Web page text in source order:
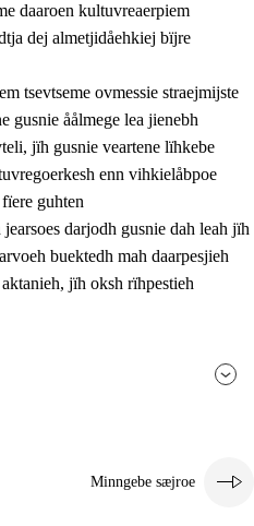
daaroen kultuvreaerpiem
dej almetjidåehkiej bïjre
tsevtseme ovmessie straejmijste
gusnie åålmege lea jienebh
jïh gusnie veartene lïhkebe
enn vihkielåbpoe
guhten
darjodh gusnie dah leah jïh
buektedh mah daarpesjieh
jïh oksh rïhpestieh
Minngebe sæjroe